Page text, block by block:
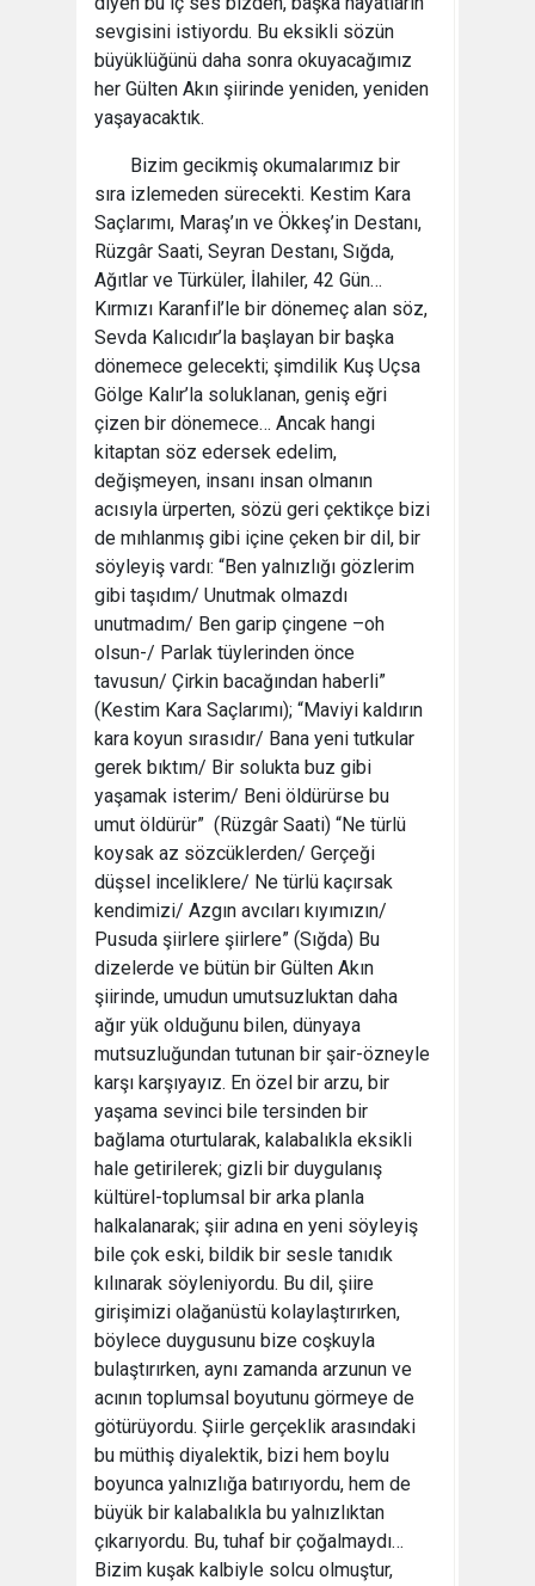
sevgisini istiyordu. Bu eksikli sözün
büyüklüğünü daha sonra okuyacağımız
her Gülten Akın şiirinde yeniden, yeniden
yaşayacaktık.
Bizim gecikmiş okumalarımız bir
sıra izlemeden sürecekti. Kestim Kara
Saçlarımı, Maraş’ın ve Ökkeş’in Destanı,
Rüzgâr Saati, Seyran Destanı, Sığda,
Ağıtlar ve Türküler, İlahiler, 42 Gün…
Kırmızı Karanfil’le bir dönemeç alan söz,
Sevda Kalıcıdır’la başlayan bir başka
dönemece gelecekti; şimdilik Kuş Uçsa
Gölge Kalır’la soluklanan, geniş eğri
çizen bir dönemece… Ancak hangi
kitaptan söz edersek edelim,
değişmeyen, insanı insan olmanın
acısıyla ürperten, sözü geri çektikçe bizi
de mıhlanmış gibi içine çeken bir dil, bir
söyleyiş vardı: “Ben yalnızlığı gözlerim
gibi taşıdım/ Unutmak olmazdı
unutmadım/ Ben garip çingene –oh
olsun-/ Parlak tüylerinden önce
tavusun/ Çirkin bacağından haberli”
(Kestim Kara Saçlarımı); “Maviyi kaldırın
kara koyun sırasıdır/ Bana yeni tutkular
gerek bıktım/ Bir solukta buz gibi
yaşamak isterim/ Beni öldürürse bu
umut öldürür” (Rüzgâr Saati) “Ne türlü
koysak az sözcüklerden/ Gerçeği
düşsel inceliklere/ Ne türlü kaçırsak
kendimizi/ Azgın avcıları kıyımızın/
Pusuda şiirlere şiirlere” (Sığda) Bu
dizelerde ve bütün bir Gülten Akın
şiirinde, umudun umutsuzluktan daha
ağır yük olduğunu bilen, dünyaya
mutsuzluğundan tutunan bir şair-özneyle
karşı karşıyayız. En özel bir arzu, bir
yaşama sevinci bile tersinden bir
bağlama oturtularak, kalabalıkla eksikli
hale getirilerek; gizli bir duygulanış
kültürel-toplumsal bir arka planla
halkalanarak; şiir adına en yeni söyleyiş
bile çok eski, bildik bir sesle tanıdık
kılınarak söyleniyordu. Bu dil, şiire
girişimizi olağanüstü kolaylaştırırken,
böylece duygusunu bize coşkuyla
bulaştırırken, aynı zamanda arzunun ve
acının toplumsal boyutunu görmeye de
götürüyordu. Şiirle gerçeklik arasındaki
bu müthiş diyalektik, bizi hem boylu
boyunca yalnızlığa batırıyordu, hem de
büyük bir kalabalıkla bu yalnızlıktan
çıkarıyordu. Bu, tuhaf bir çoğalmaydı…
Bizim kuşak kalbiyle solcu olmuştur,